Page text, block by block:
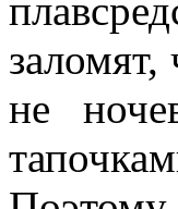
не